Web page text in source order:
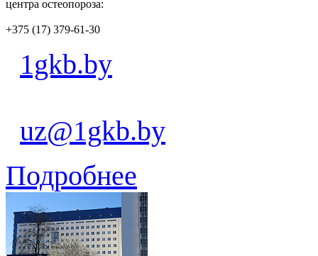
центра остеопороза:
+375 (17) 379-61-30
1gkb.by
uz@1gkb.by
Подробнее